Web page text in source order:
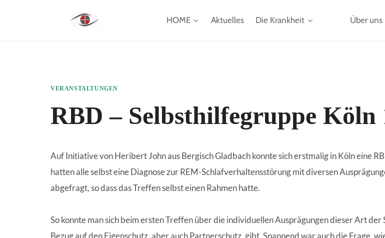
HOME Aktuelles Die Krankheit Über uns
VERANSTALTUNGEN
RBD – Selbsthilfegruppe Köln
Auf Initiative von Heribert John aus Bergisch Gladbach konnte sich erstmalig in Köln eine
hatten alle selbst eine Diagnose zur REM-Schlafverhaltensstörung mit diversen
abgefragt, so dass das Treffen selbst einen Rahmen hatte.
So konnte man sich beim ersten Treffen über die individuellen Ausprägungen dieser Art
Bezug auf den Eigenschutz, aber auch Partnerschutz, gibt. Spannend war auch die Frage,